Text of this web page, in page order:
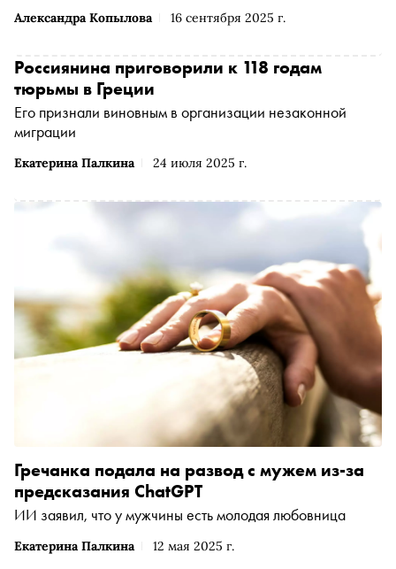
Александра Копылова 16 сентября 2025 г.
Екатерина Палкина 24 июля 2025 г.
Россиянина приговорили к 118 годам
тюрьмы в Греции
Его признали виновным в организации незаконной
миграции
Екатерина Палкина 12 мая 2025 г.
Гречанка подала на развод с мужем из-за
предсказания ChatGPT
ИИ заявил, что у мужчины есть молодая любовница